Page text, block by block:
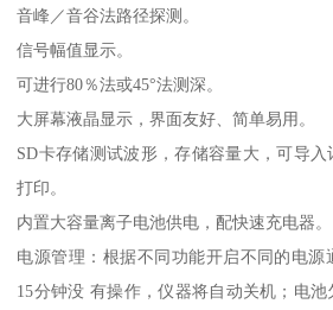
音峰／音谷法路径探测。
信号幅值显示。
可进行80％法或45°法测深。
大屏幕液晶显示，界面友好、简单易用。
SD卡存储测试波形，存储容量大，可导
打印。
内置大容量离子电池供电，配快速充电器。
电源管理：根据不同功能开启不同的电
15分钟没 有操作，仪器将自动关机；电